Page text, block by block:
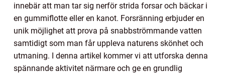
innebär att man tar sig nerför strida forsar och bäckar i
en gummiflotte eller en kanot. Forsränning erbjuder en
unik möjlighet att prova på snabbströmmande vatten
samtidigt som man får uppleva naturens skönhet och
utmaning. I denna artikel kommer vi att utforska denna
spännande aktivitet närmare och ge en grundlig